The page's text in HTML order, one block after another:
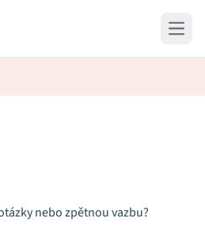
Open
nebo zpětnou vazbu?